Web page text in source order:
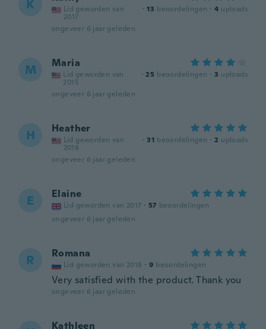
K
Lid geworden van
2017
· 13 beoordelingen · 4 uploads
ongeveer 6 jaar geleden
M Maria
Lid geworden van
2015
· 25 beoordelingen · 3 uploads
ongeveer 6 jaar geleden
H Heather
Lid geworden van
2018
· 31 beoordelingen · 2 uploads
ongeveer 6 jaar geleden
E Elaine
Lid geworden van 2017 · 57 beoordelingen
ongeveer 6 jaar geleden
R Romana
Lid geworden van 2018 · 9 beoordelingen
Very satisfied with the product. Thank you
ongeveer 6 jaar geleden
Kathleen